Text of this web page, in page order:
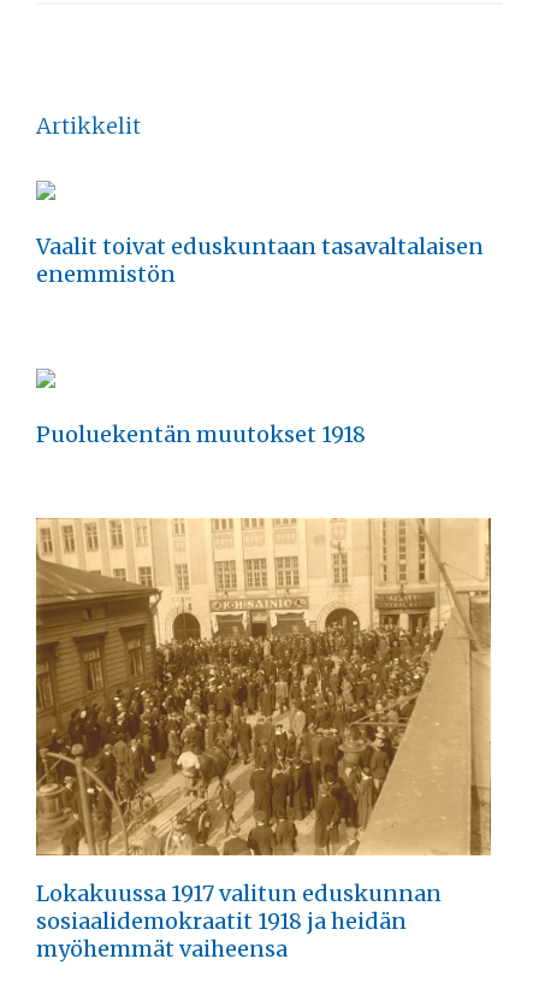
Artikkelit
Vaalit toivat eduskuntaan tasavaltalaisen
enemmistön
Puoluekentän muutokset 1918
Lokakuussa 1917 valitun eduskunnan
sosiaalidemokraatit 1918 ja heidän
myöhemmät vaiheensa